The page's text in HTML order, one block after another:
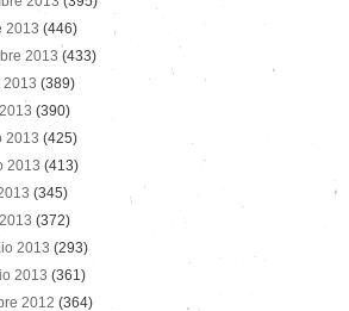
2013 (446)
2013 (433)
2013 (389)
(390)
2013 (425)
2013 (413)
(345)
(372)
2013 (293)
2013 (361)
2012 (364)